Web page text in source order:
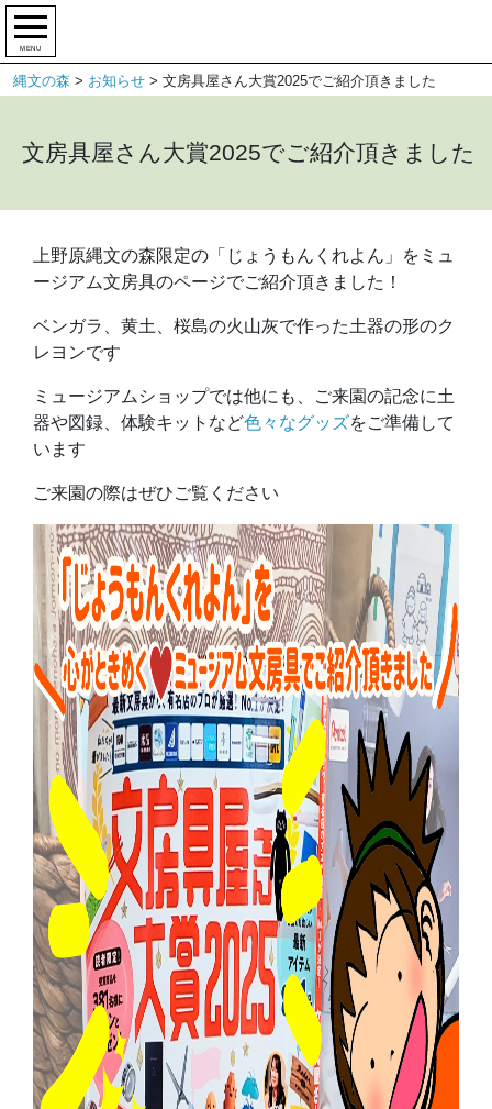
MENU
縄文の森 > お知らせ > 文房具屋さん大賞2025でご紹介頂きました
文房具屋さん大賞2025でご紹介頂きました
上野原縄文の森限定の「じょうもんくれよん」をミュ
ージアム文房具のページでご紹介頂きました ！
ベンガラ、黄土、桜島の火山灰で作った土器の形のク
レヨンです
ミュージアムショップでは他にも、ご来園の記念に土
器や図録、体験キットなど色々なグッズをご準備して
います
ご来園の際はぜひご覧ください